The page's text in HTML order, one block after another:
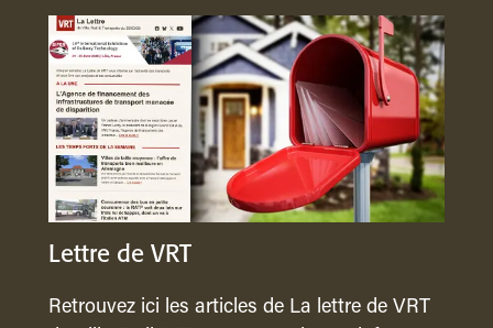
Lettre de VRT
Retrouvez ici les articles de La lettre de VRT